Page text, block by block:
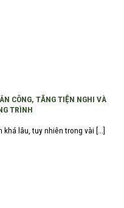
CÔNG, TĂNG TIỆN NGHI VÀ
TRÌNH
lâu, tuy nhiên trong vài [...]